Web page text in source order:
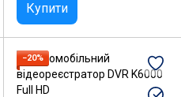
Купити
−20%